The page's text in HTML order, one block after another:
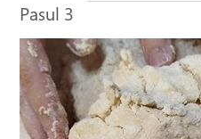
Pasul 3